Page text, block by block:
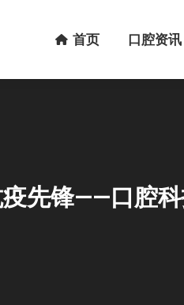
首页 口腔资讯
先锋——口腔